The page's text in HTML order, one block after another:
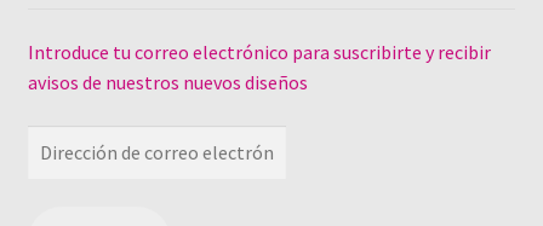
Introduce tu correo electrónico para suscribirte y recibir
avisos de nuestros nuevos diseños
Dirección